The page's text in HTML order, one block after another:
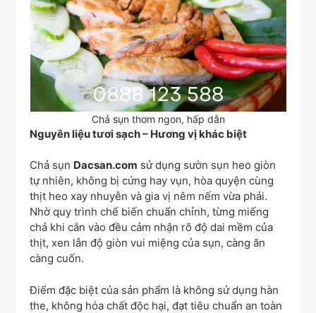
Chả sụn thơm ngon, hấp dẫn
Nguyên liệu tươi sạch – Hương vị khác biệt
Chả sụn Dacsan.com sử dụng sườn sụn heo giòn
tự nhiên, không bị cứng hay vụn, hòa quyện cùng
thịt heo xay nhuyễn và gia vị nêm nếm vừa phải.
Nhờ quy trình chế biến chuẩn chỉnh, từng miếng
chả khi cắn vào đều cảm nhận rõ độ dai mềm của
thịt, xen lẫn độ giòn vui miệng của sụn, càng ăn
càng cuốn.
Điểm đặc biệt của sản phẩm là không sử dụng hàn
the, không hóa chất độc hại, đạt tiêu chuẩn an toàn